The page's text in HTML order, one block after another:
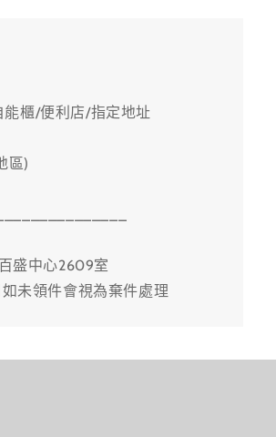
櫃/便利店/指定地址
區)
盛中心2609室
未領件會視為棄件處理